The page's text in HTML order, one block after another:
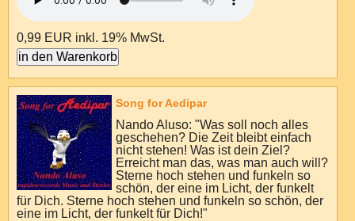
0,99 EUR inkl. 19% MwSt.
Song for Aedipar
Nando Aluso: "Was soll noch alles
geschehen? Die Zeit bleibt einfach
nicht stehen! Was ist dein Ziel?
Erreicht man das, was man auch will?
Sterne hoch stehen und funkeln so
schön, der eine im Licht, der funkelt
für Dich. Sterne hoch stehen und funkeln so schön, der
eine im Licht, der funkelt für Dich!"